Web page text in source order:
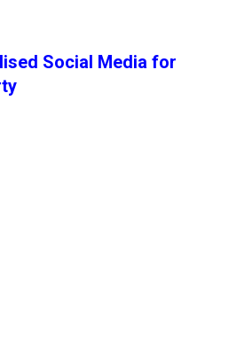
Social Media for